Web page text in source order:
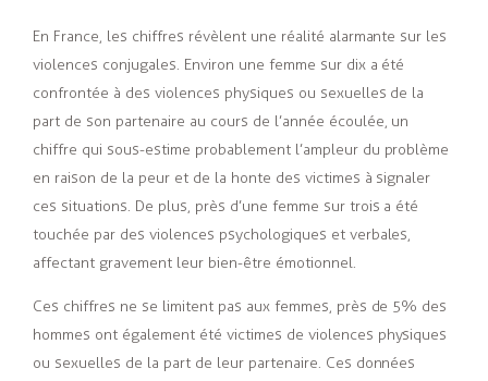
En France, les chiffres révèlent une réalité alarmante sur les
violences conjugales. Environ une femme sur dix a été
confrontée à des violences physiques ou sexuelles de la
part de son partenaire au cours de l’année écoulée, un
chiffre qui sous-estime probablement l’ampleur du problème
en raison de la peur et de la honte des victimes à signaler
ces situations. De plus, près d’une femme sur trois a été
touchée par des violences psychologiques et verbales,
affectant gravement leur bien-être émotionnel.
Ces chiffres ne se limitent pas aux femmes, près de 5% des
hommes ont également été victimes de violences physiques
ou sexuelles de la part de leur partenaire. Ces données